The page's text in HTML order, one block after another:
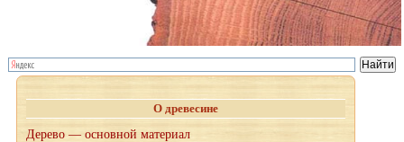
О древесине
Дерево — основной материал